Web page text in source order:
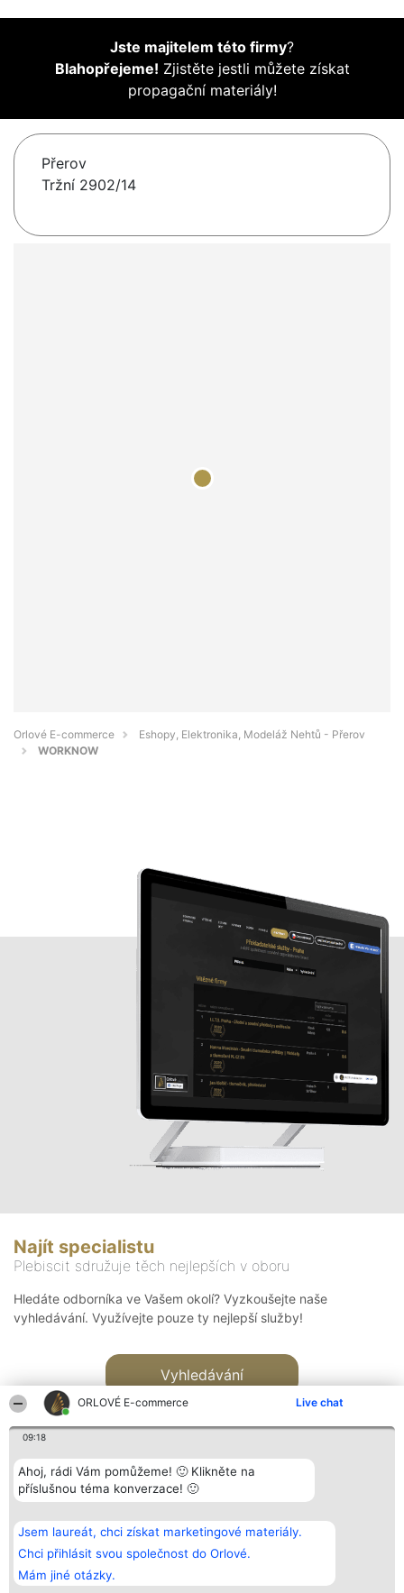
ORLOVÉ E-commerce Live chat
09:18
Ahoj, rádi Vám pomůžeme! 🙂 Klikněte na
příslušnou téma konverzace! 🙂
Jsem laureát, chci získat marketingové materiály.
Chci přihlásit svou společnost do Orlové.
Mám jiné otázky.
Jste majitelem této firmy?
Blahopřejeme! Zjistěte jestli můžete získat
propagační materiály!
Přerov
Tržní 2902/14
Orlové E-commerce
Eshopy, Elektronika, Modeláž Nehtů - Přerov
WORKNOW
Najít specialistu
Plebiscit sdružuje těch nejlepších v oboru
Hledáte odborníka ve Vašem okolí? Vyzkoušejte naše
vyhledávání. Využívejte pouze ty nejlepší služby!
Vyhledávání
Bright Side Solutions sp. z o.
o. sp. k.
ul. Ruska 22
Wrocław 50-079
KRS 0000749100 | Regon
381313360 | NIP 8943132676
Vítězové
Seznam všech
laureátů
Zásady
Zásady
Kontakt